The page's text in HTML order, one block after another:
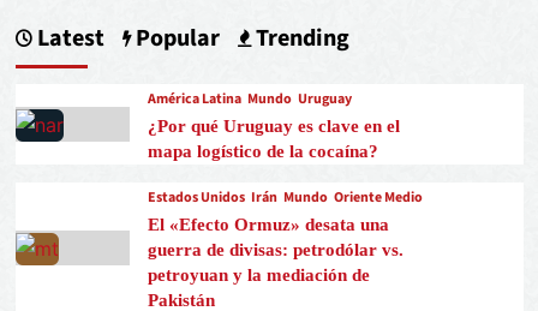
Latest Popular Trending
América Latina Mundo Uruguay
¿Por qué Uruguay es clave en el
mapa logístico de la cocaína?
Estados Unidos Irán Mundo Oriente Medio
El «Efecto Ormuz» desata una
guerra de divisas: petrodólar vs.
petroyuan y la mediación de
Pakistán